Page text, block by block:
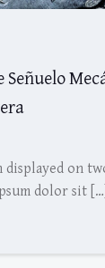
Señuelo
displayed on
dolor sit